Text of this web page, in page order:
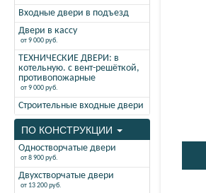
Входные двери в подъезд
Двери в кассу
от 9 000 руб.
ТЕХНИЧЕСКИЕ ДВЕРИ: в
котельную. с вент-решёткой,
противопожарные
от 9 000 руб.
Строительные входные двери
ПО КОНСТРУКЦИИ
Одностворчатые двери
от 8 900 руб.
Двухстворчатые двери
от 13 200 руб.